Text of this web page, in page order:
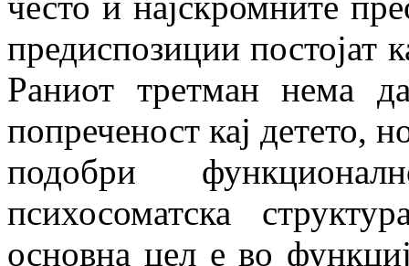
предиспозиции постојат
Раниот третман нема да
попреченост кај детето,
подобри
психосоматска
основна цел е во